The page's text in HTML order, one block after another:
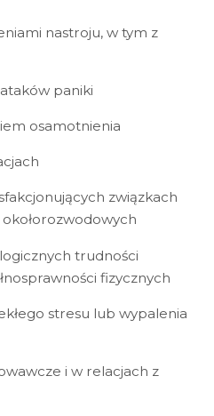
nastroju, w tym z
paniki
osamotnienia
związkach
trudności
fizycznych
stresu lub wypalenia
i w relacjach z